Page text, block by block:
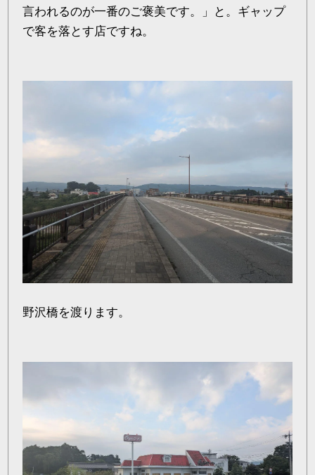
言われるのが一番のご褒美です。」と。ギャップ
で客を落とす店ですね。
野沢橋を渡ります。